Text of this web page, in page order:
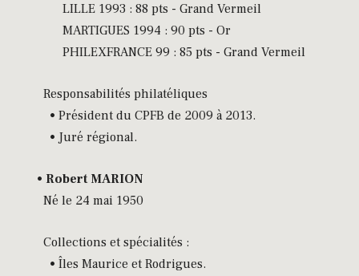
LILLE 1993 : 88 pts - Grand Vermeil
MARTIGUES 1994 : 90 pts - Or
PHILEXFRANCE 99 : 85 pts - Grand Vermeil
Responsabilités philatéliques
• Président du CPFB de 2009 à 2013.
• Juré régional.
• Robert MARION
Né le 24 mai 1950
Collections et spécialités :
• Îles Maurice et Rodrigues.